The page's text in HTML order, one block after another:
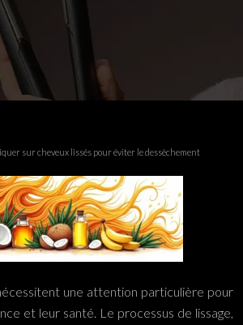
sur cheveux lissés pour éviter le dessèchement
une attention particulière pour
et leur santé. Le processus de lissage,